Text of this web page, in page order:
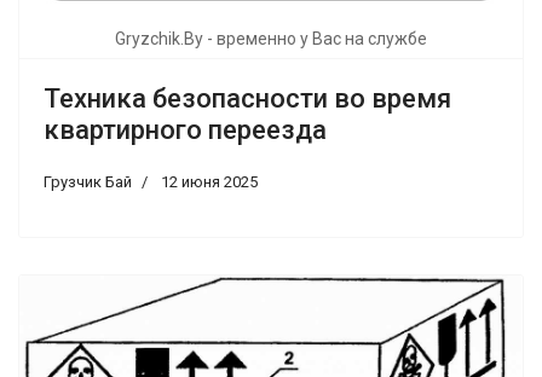
Gryzchik.By - временно у Вас на службе
Техника безопасности во время
квартирного переезда
Грузчик Бай 12 июня 2025